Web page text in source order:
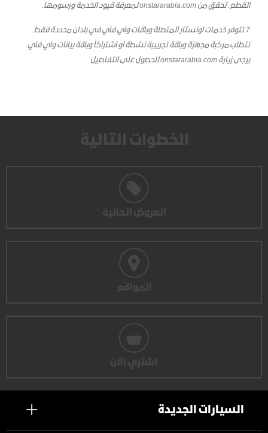
القطع. تحقق من onstararabia.com لمعرفة قيود الخدمة ورسومها.
7.تتوفر خدمات اونستار المتصلة وباقات واي فاي في بلدان محددة فقط.
تتطلب مركبة مجهزة وباقة تجريبية نشطة أو اشتراكاً وباقة بيانات واي فاي.
يرجى زيارة onstararabia.com للحصول على التفاصيل
الخطوات التالية
العروض الحالية
المواقع
السيارات الجديدة